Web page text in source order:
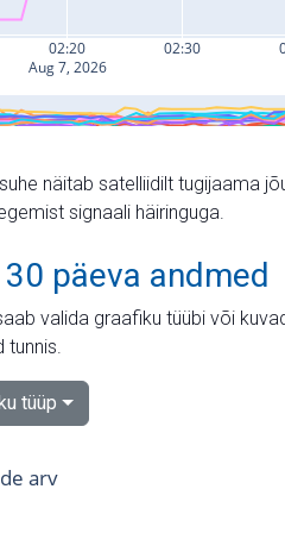
näitab satelliidilt tugijaama
signaali häiringuga.
päeva andmed
valida graafiku tüübi või
tüüp
arv